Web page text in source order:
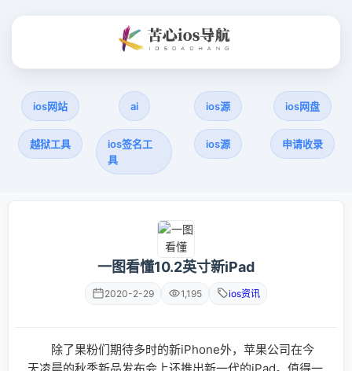
ios网站 ai ios源 ios网盘
越狱工具
ios签名工
具
ios源 申请收录
一图看懂10.2英寸新iPad
2020-2-29 1,195 ios资讯
除了果粉们期待多时的新iPhone外，苹果公司在今